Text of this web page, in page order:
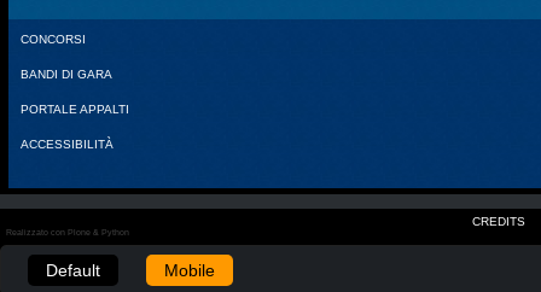
CONCORSI
BANDI DI GARA
PORTALE APPALTI
ACCESSIBILITÀ
CREDITS
Realizzato con Plone & Python
Default Mobile